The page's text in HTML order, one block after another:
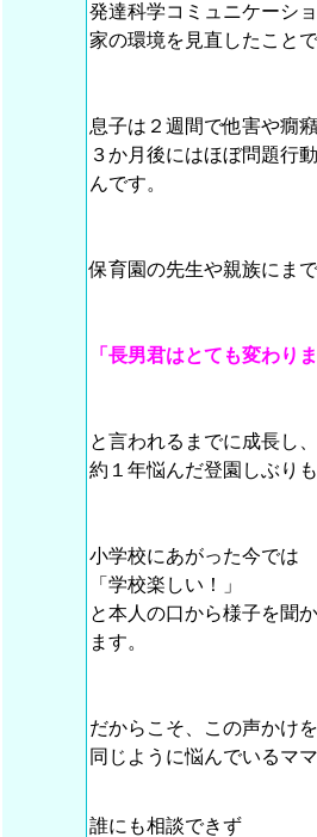
発達科学コミュニケーショ
家の環境を見直したことで
息子は２週間で他害や癇癪
３か月後にはほぼ問題行
んです。
保育園の先生や親族にまで
「長男君はとても変わり
と言われるまでに成長し、
約１年悩んだ登園しぶり
小学校にあがった今では
「学校楽しい！」
と本人の口から様子を聞
ます。
だからこそ、この声かけを
同じように悩んでいるマ
誰にも相談できず